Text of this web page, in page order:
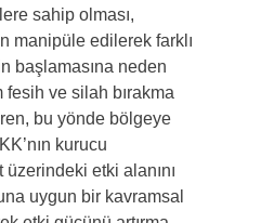
sahip olması,
manipüle edilerek farklı
başlamasına neden
ve silah bırakma
bu yönde bölgeye
kurucu
etki alanını
uygun bir kavramsal